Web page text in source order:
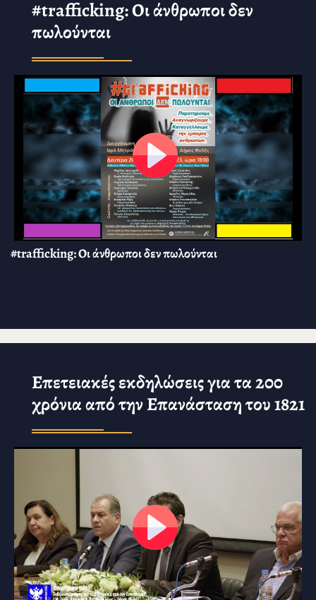
#trafficking: Οι άνθρωποι δεν
πωλούνται
#trafficking: Οι άνθρωποι δεν πωλούνται
Επετειακές εκδηλώσεις για τα 200
χρόνια από την Επανάσταση του 1821